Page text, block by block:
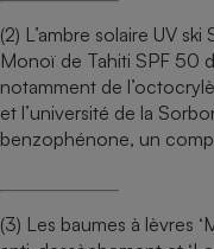
(2) L’ambre solaire UV
Monoï de Tahiti SPF 50
notamment de
et l’université de la
benzophénone, un
(3) Les baumes à lèvres